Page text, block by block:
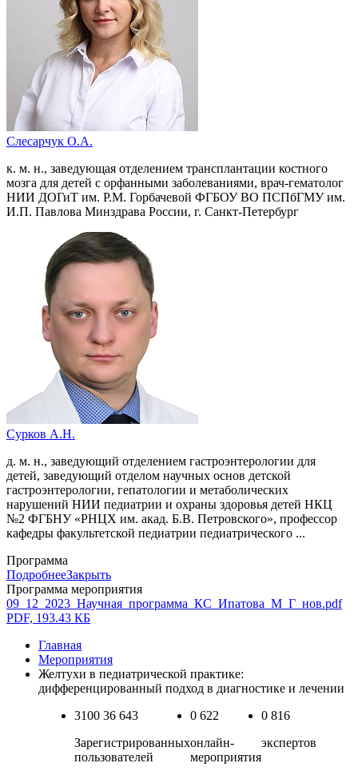
Слесарчук О.А.
к. м. н., заведующая отделением трансплантации костного
мозга для детей с орфанными заболеваниями, врач-гематолог
НИИ ДОГиТ им. Р.М. Горбачевой ФГБОУ ВО ПСПбГМУ им.
И.П. Павлова Минздрава России, г. Санкт-Петербург
Сурков А.Н.
д. м. н., заведующий отделением гастроэнтерологии для
детей, заведующий отделом научных основ детской
гастроэнтерологии, гепатологии и метаболических
нарушений НИИ педиатрии и охраны здоровья детей НКЦ
№2 ФГБНУ «РНЦХ им. акад. Б.В. Петровского», профессор
кафедры факультетской педиатрии педиатрического ...
Программа
ПодробнееЗакрыть
Программа мероприятия
09_12_2023_Научная_программа_КС_Ипатова_М_Г_нов.pdf
PDF, 193.43 КБ
Главная
Мероприятия
Желтухи в педиатрической практике:
дифференцированный подход в диагностике и лечении
3100 36 643
Зарегистрированных
пользователей
0 622
онлайн-
мероприятия
0 816
экспертов